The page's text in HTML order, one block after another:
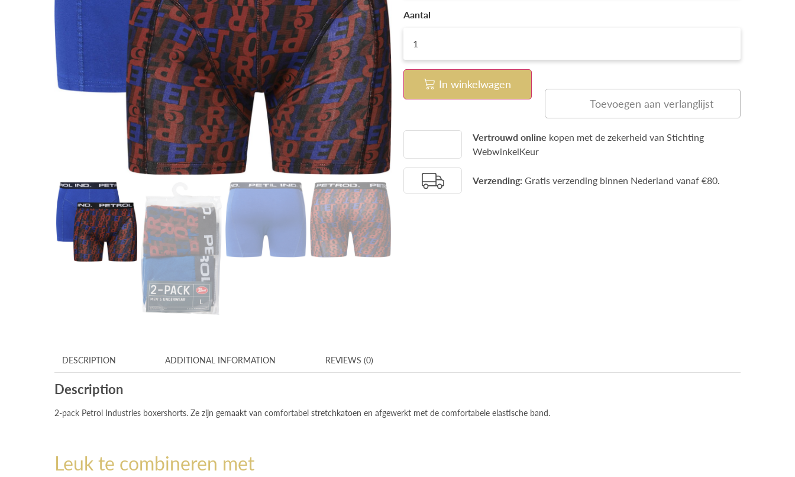
In winkelwagen
Toevoegen aan verlanglijst
Vertrouwd online kopen met de zekerheid van Stichting
WebwinkelKeur
Verzending: Gratis verzending binnen Nederland vanaf €80.
DESCRIPTION ADDITIONAL INFORMATION REVIEWS (0)
Description
2-pack Petrol Industries boxershorts. Ze zijn gemaakt van comfortabel stretchkatoen en afgewerkt met de comfortabele elastische band.
Leuk te combineren met